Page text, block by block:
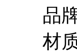
品
材